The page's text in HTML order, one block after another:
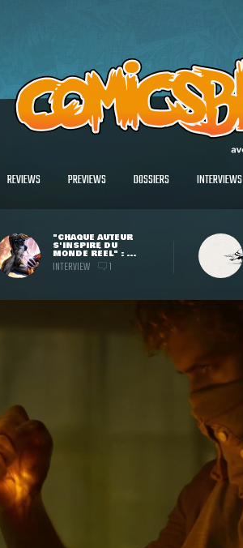
REVIEWS PREVIEWS DOSSIERS INTERVIEWS
"CHAQUE AUTEUR
S'INSPIRE DU
MONDE RÉEL" : ...
INTERVIEW 1